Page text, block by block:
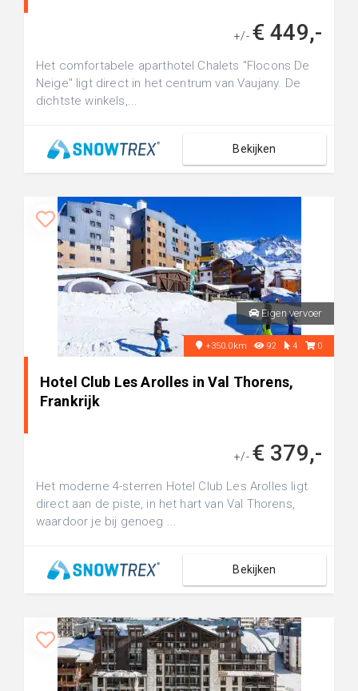
+/- € 449,-
Het comfortabele aparthotel Chalets "Flocons De
Neige" ligt direct in het centrum van Vaujany. De
dichtste winkels,...
Bekijken
Eigen vervoer
+350.0km 92 4 0
Hotel Club Les Arolles in Val Thorens,
Frankrijk
+/- € 379,-
Het moderne 4-sterren Hotel Club Les Arolles ligt
direct aan de piste, in het hart van Val Thorens,
waardoor je bij genoeg ...
Bekijken